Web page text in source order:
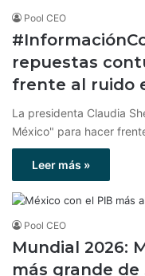
Pool CEO
repuestas
frente al ruido
La presidenta Claudia
México" para hacer
Leer más »
Pool CEO
Mundial 2026:
más grande